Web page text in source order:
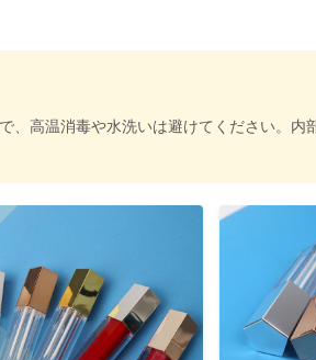
、高温消毒や水洗いは避けてください。